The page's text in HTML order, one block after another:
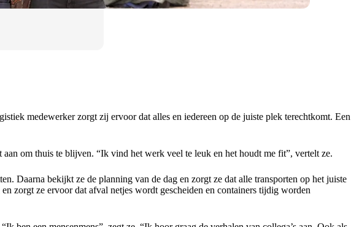
medewerker zorgt zij ervoor dat alles en iedereen op de juiste plek terechtkomt. Een
om thuis te blijven. “Ik vind het werk veel te leuk en het houdt me fit”, vertelt ze.
Daarna bekijkt ze de planning van de dag en zorgt ze dat alle transporten op het juiste
zorgt ze ervoor dat afval netjes wordt gescheiden en containers tijdig worden